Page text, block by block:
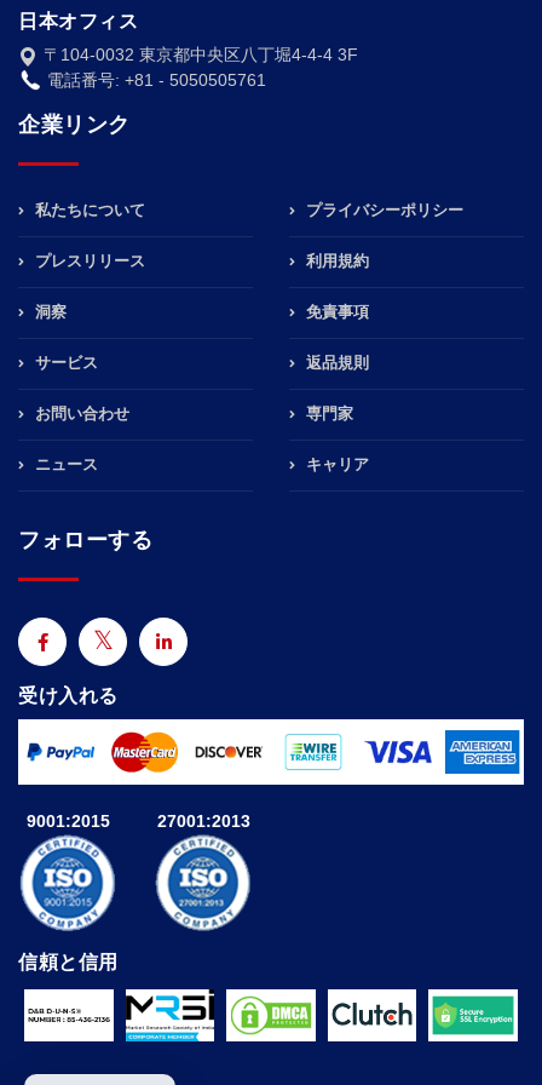
日本オフィス
〒104-0032 東京都中央区八丁堀4-4-4 3F
電話番号: +81 - 5050505761
企業リンク
私たちについて
プレスリリース
洞察
サービス
お問い合わせ
ニュース
プライバシーポリシー
利用規約
免責事項
返品規則
専門家
キャリア
フォローする
受け入れる
9001:2015 27001:2013
信頼と信用